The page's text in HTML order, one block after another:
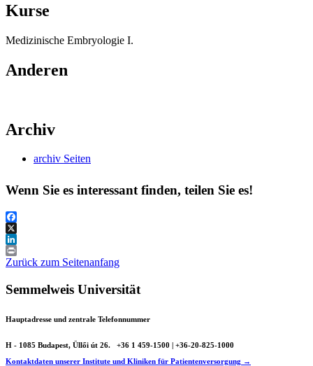
Kurse
Medizinische Embryologie I.
Anderen
Archiv
archiv Seiten
Wenn Sie es interessant finden, teilen Sie es!
Facebook
X
LinkedIn
Print
Zurück zum Seitenanfang
Semmelweis Universität
Hauptadresse und zentrale Telefonnummer
H - 1085 Budapest, Üllői út 26.
+36 1 459-1500 | +36-20-825-1000
Kontaktdaten unserer Institute und Kliniken für Patientenversorgung →